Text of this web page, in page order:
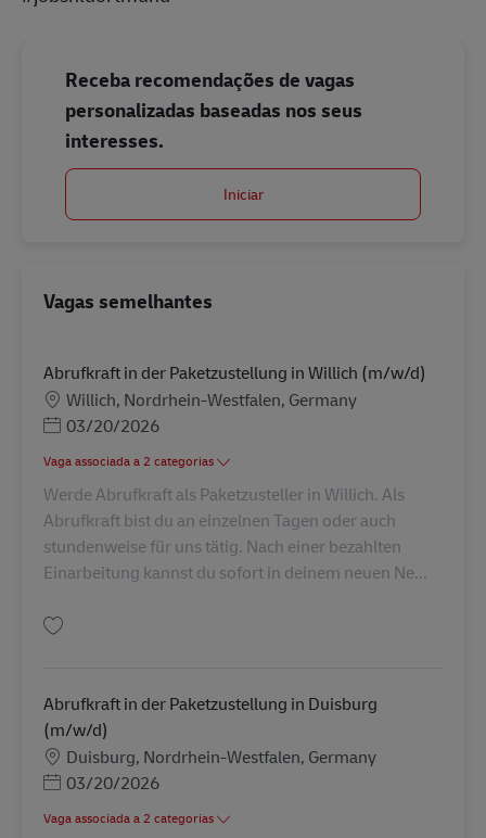
Receba recomendações de vagas
personalizadas baseadas nos seus
interesses.
Iniciar
Vagas semelhantes
Abrufkraft in der Paketzustellung in Willich (m/w/d)
Localização
Willich, Nordrhein-Westfalen, Germany
Posted Date
03/20/2026
Vaga associada a 2 categorias
Werde Abrufkraft als Paketzusteller in Willich. Als
Abrufkraft bist du an einzelnen Tagen oder auch
stundenweise für uns tätig. Nach einer bezahlten
Einarbeitung kannst du sofort in deinem neuen Ne...
Abrufkraft in der Paketzustellung in Duisburg
(m/w/d)
Localização
Duisburg, Nordrhein-Westfalen, Germany
Posted Date
03/20/2026
Vaga associada a 2 categorias